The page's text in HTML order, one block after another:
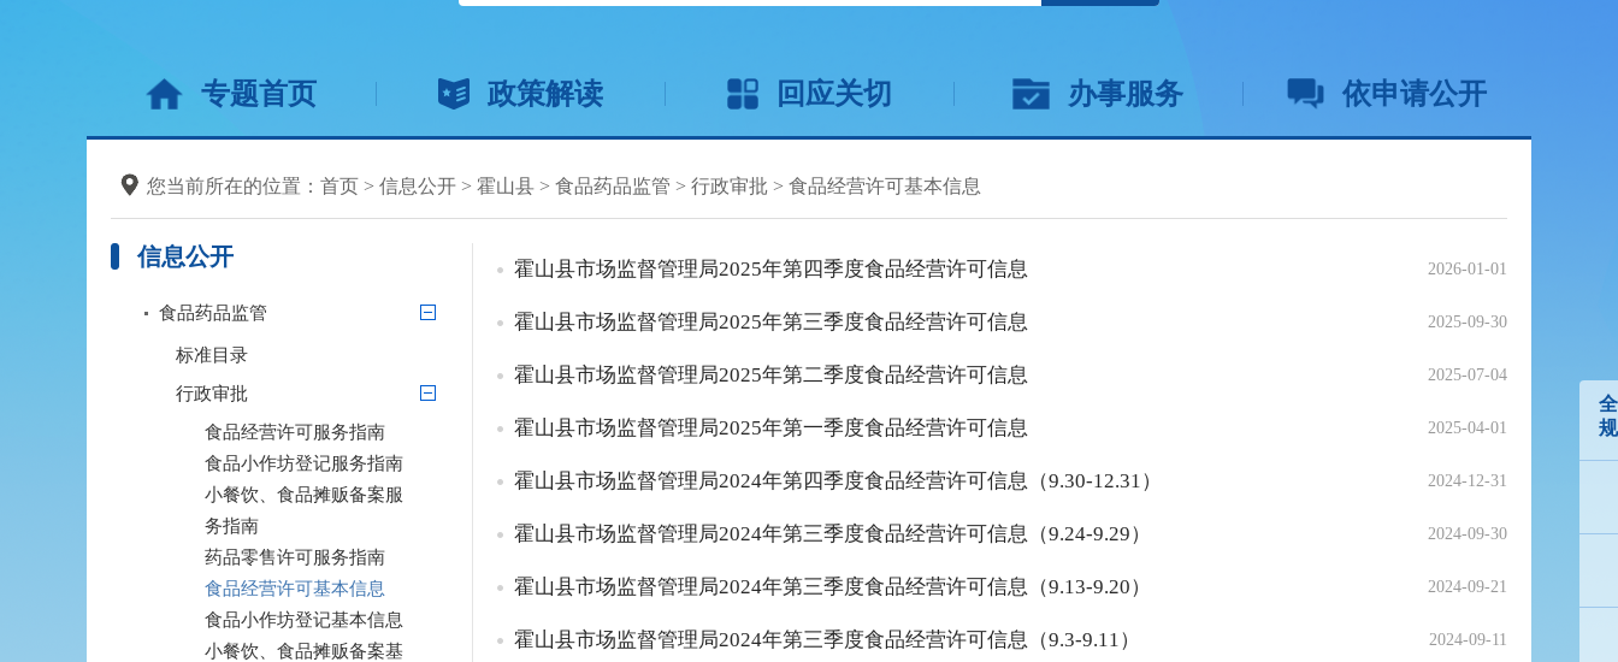
专题首页 政策解读 回应关切 办事服务 依申请公开
您当前所在的位置： 首页 > 信息公开 > 霍山县 > 食品药品监管 > 行政审批 > 食品经营许可基本信息
信息公开
食品药品监管
标准目录
行政审批
食品经营许可服务指南
食品小作坊登记服务指南
小餐饮、食品摊贩备案服
务指南
药品零售许可服务指南
食品经营许可基本信息
食品小作坊登记基本信息
小餐饮、食品摊贩备案基
2026-01-01
霍山县市场监督管理局2025年第四季度食品经营许可信息
2025-09-30
霍山县市场监督管理局2025年第三季度食品经营许可信息
2025-07-04
霍山县市场监督管理局2025年第二季度食品经营许可信息
2025-04-01
霍山县市场监督管理局2025年第一季度食品经营许可信息
2024-12-31
霍山县市场监督管理局2024年第四季度食品经营许可信息（9.30-12.31）
2024-09-30
霍山县市场监督管理局2024年第三季度食品经营许可信息（9.24-9.29）
2024-09-21
霍山县市场监督管理局2024年第三季度食品经营许可信息（9.13-9.20）
2024-09-11
霍山县市场监督管理局2024年第三季度食品经营许可信息（9.3-9.11）